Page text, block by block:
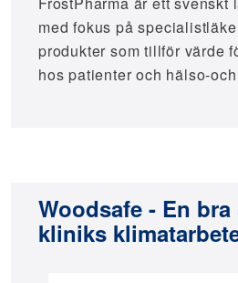
med fokus på
produkter som tillför värde
hos patienter och hälso-
Woodsafe - En
kliniks